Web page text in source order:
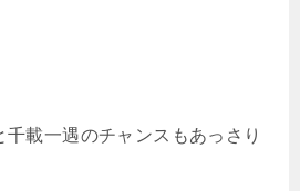
千載一遇のチャンスもあっさり